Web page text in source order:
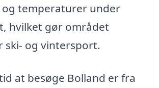
og temperaturer under
hvilket gør området
og vintersport.
at besøge Bolland er fra